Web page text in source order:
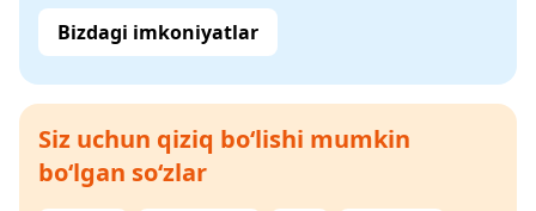
Bizdagi imkoniyatlar
Siz uchun qiziq bo‘lishi mumkin
bo‘lgan so‘zlar